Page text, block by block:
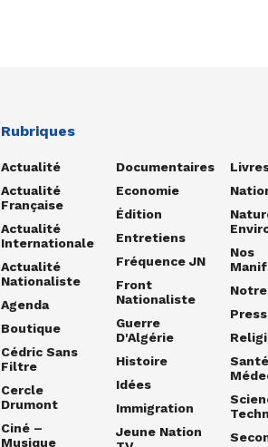
Rubriques
Actualité
Actualité
Française
Actualité
Internationale
Actualité
Nationaliste
Agenda
Boutique
Cédric Sans
Filtre
Cercle
Drumont
Ciné –
Musique
Documentaires
Economie
Édition
Entretiens
Fréquence JN
Front
Nationaliste
Guerre
D'Algérie
Histoire
Idées
Immigration
Jeune Nation
Nos